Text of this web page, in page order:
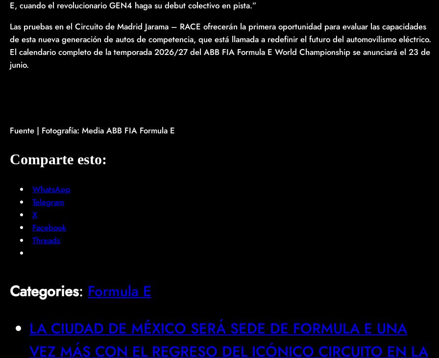
E, cuando el revolucionario GEN4 haga su debut colectivo en pista.”
Las pruebas en el Circuito de Madrid Jarama – RACE ofrecerán la primera oportunidad para evaluar las capacidades
de esta nueva generación de autos de competencia, que está llamada a redefinir el futuro del automovilismo eléctrico.
El calendario completo de la temporada 2026/27 del ABB FIA Formula E World Championship se anunciará el 23 de
junio.
Fuente | Fotografía: Media ABB FIA Formula E
Comparte esto:
WhatsApp
Telegram
X
Facebook
Threads
Categories: Formula E
LA CIUDAD DE MÉXICO SERÁ SEDE DE FORMULA E UNA
VEZ MÁS CON EL REGRESO DEL ICÓNICO CIRCUITO EN LA